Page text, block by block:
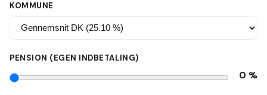
KOMMUNE
PENSION (EGEN INDBETALING)
0 %